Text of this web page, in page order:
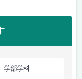
学部学科